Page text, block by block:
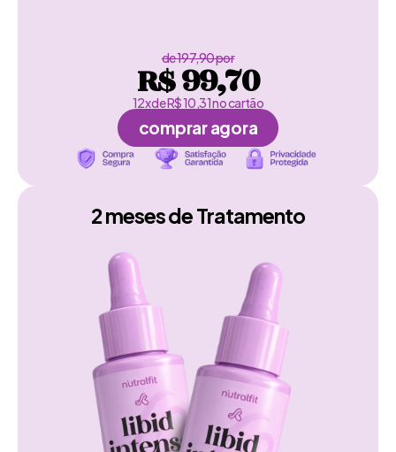
de 197,90 por
R$ 99,70
12x de R$ 10,31 no cartão
comprar agora
2 meses de Tratamento